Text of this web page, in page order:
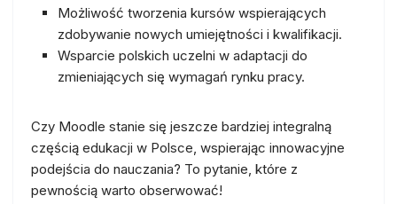
Możliwość tworzenia kursów wspierających
zdobywanie nowych umiejętności i kwalifikacji.
Wsparcie polskich uczelni w adaptacji do
zmieniających się wymagań rynku pracy.
Czy Moodle stanie się jeszcze bardziej integralną
częścią edukacji w Polsce, wspierając innowacyjne
podejścia do nauczania? To pytanie, które z
pewnością warto obserwować!